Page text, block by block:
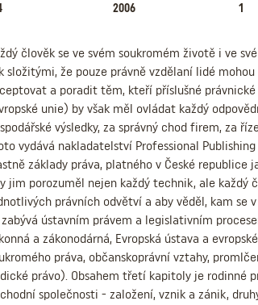
2006
1
člověk se ve svém soukromém životě i ve
složitými, že pouze právně vzdělaní lidé
a poradit těm, kteří příslušné
unie) by však měl ovládat každý
výsledky, za správný chod firem, za
vydává nakladatelství Professional Publishing
základy práva, platného v České republice
jim porozuměl nejen každý technik, ale každý
právních odvětví a aby věděl, kam
zabývá ústavním právem a legislativním
a zákonodárná, Evropská ústava a
práva, občanskoprávní vztahy,
právo). Obsahem třetí kapitoly je rodinné
společnosti - založení, vznik a zánik,